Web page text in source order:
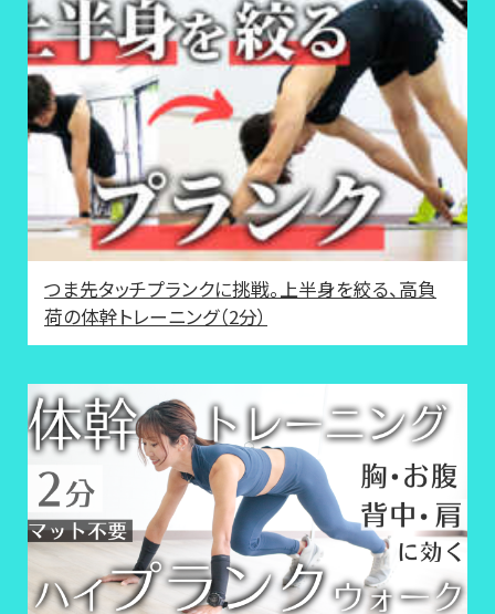
つま先タッチプランクに挑戦。上半身を絞る、高負
荷の体幹トレーニング（2分）